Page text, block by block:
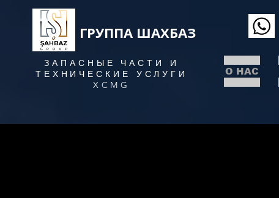
ГРУППА ШАХБАЗ
ЗАПАСНЫЕ ЧАСТИ И
ТЕХНИЧЕСКИЕ УСЛУГИ
XCMG
О НАС